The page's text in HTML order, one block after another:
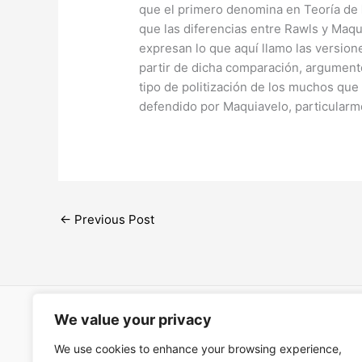
We value your privacy
We use cookies to enhance your browsing experience,
que el primero denomina en Teoría
que las diferencias entre Rawls y
expresan lo que aquí llamo las
partir de dicha comparación,
tipo de politización de los muchos
defendido por Maquiavelo,
← Previous Post